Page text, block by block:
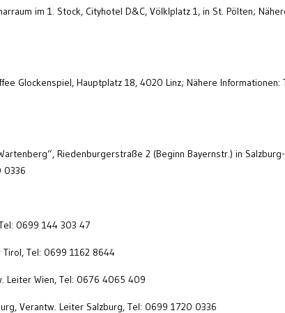
im 1. Stock, Cityhotel D&C, Völklplatz 1, in St. Pölten;
Glockenspiel, Hauptplatz 18, 4020 Linz; Nähere Informationen:
Riedenburgerstraße 2 (Beginn Bayernstr.) in Salzburg-
0336
0699 144 303 47
Tirol, Tel: 0699 1162 8644
Leiter Wien, Tel: 0676 4065 409
Verantw. Leiter Salzburg, Tel: 0699 1720 0336